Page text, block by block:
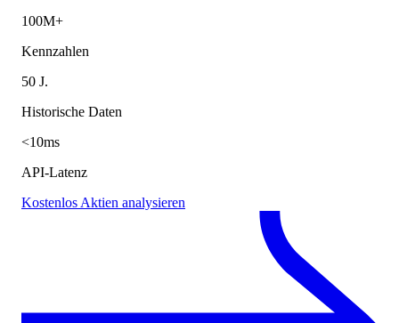
100M+
Kennzahlen
50 J.
Historische Daten
<10ms
API-Latenz
Kostenlos Aktien analysieren